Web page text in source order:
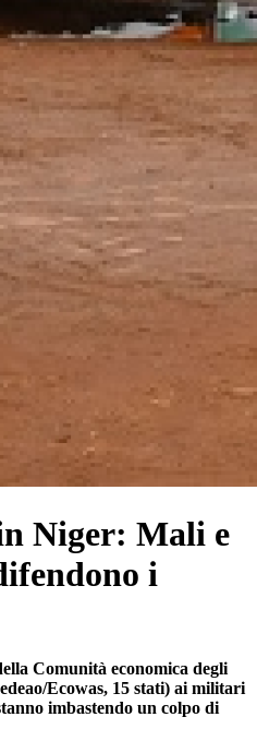
Niger: Mali e
i
Comunità economica degli
Ecowas, 15 stati) ai militari
imbastendo un colpo di